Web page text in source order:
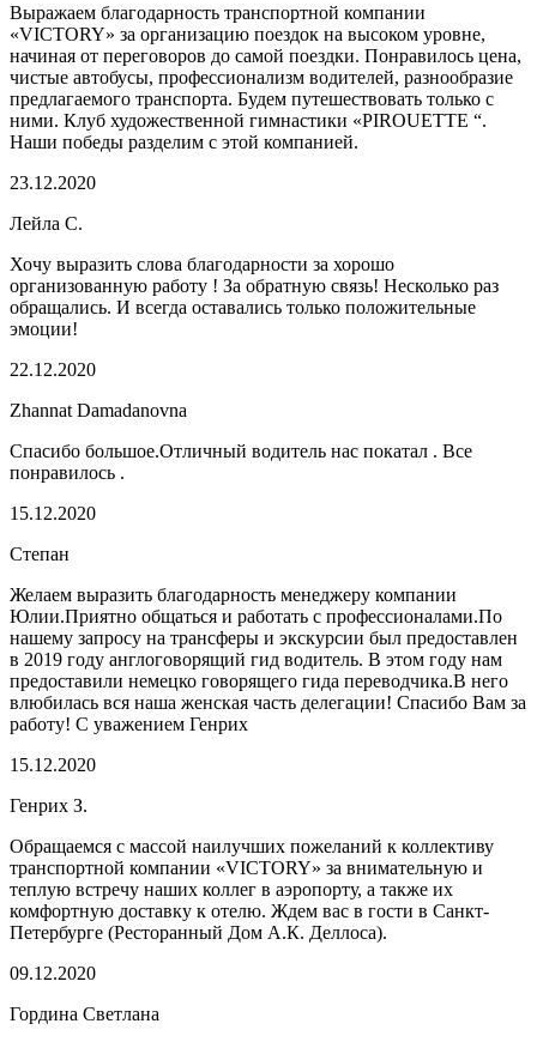
Выражаем благодарность транспортной компании
«VICTORY» за организацию поездок на высоком уровне,
начиная от переговоров до самой поездки. Понравилось цена,
чистые автобусы, профессионализм водителей, разнообразие
предлагаемого транспорта. Будем путешествовать только с
ними. Клуб художественной гимнастики «PIROUETTE “.
Наши победы разделим с этой компанией.
23.12.2020
Лейла С.
Хочу выразить слова благодарности за хорошо
организованную работу ! За обратную связь! Несколько раз
обращались. И всегда оставались только положительные
эмоции!
22.12.2020
Zhannat Damadanovna
Спасибо большое.Отличный водитель нас покатал . Все
понравилось .
15.12.2020
Степан
Желаем выразить благодарность менеджеру компании
Юлии.Приятно общаться и работать с профессионалами.По
нашему запросу на трансферы и экскурсии был предоставлен
в 2019 году англоговорящий гид водитель. В этом году нам
предоставили немецко говорящего гида переводчика.В него
влюбилась вся наша женская часть делегации! Спасибо Вам за
работу! С уважением Генрих
15.12.2020
Генрих З.
Обращаемся с массой наилучших пожеланий к коллективу
транспортной компании «VICTORY» за внимательную и
теплую встречу наших коллег в аэропорту, а также их
комфортную доставку к отелю. Ждем вас в гости в Санкт-
Петербурге (Ресторанный Дом А.К. Деллоса).
09.12.2020
Гордина Светлана